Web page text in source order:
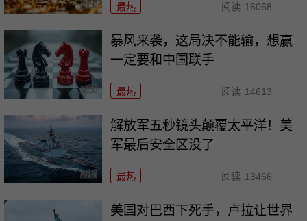
最热 阅读 16068
暴风来袭，这局决不能输，想赢
一定要和中国联手
最热 阅读 14613
解放军五秒镜头颠覆太平洋！美
军最后安全区没了
最热 阅读 13466
美国对巴西下死手，卢拉让世界